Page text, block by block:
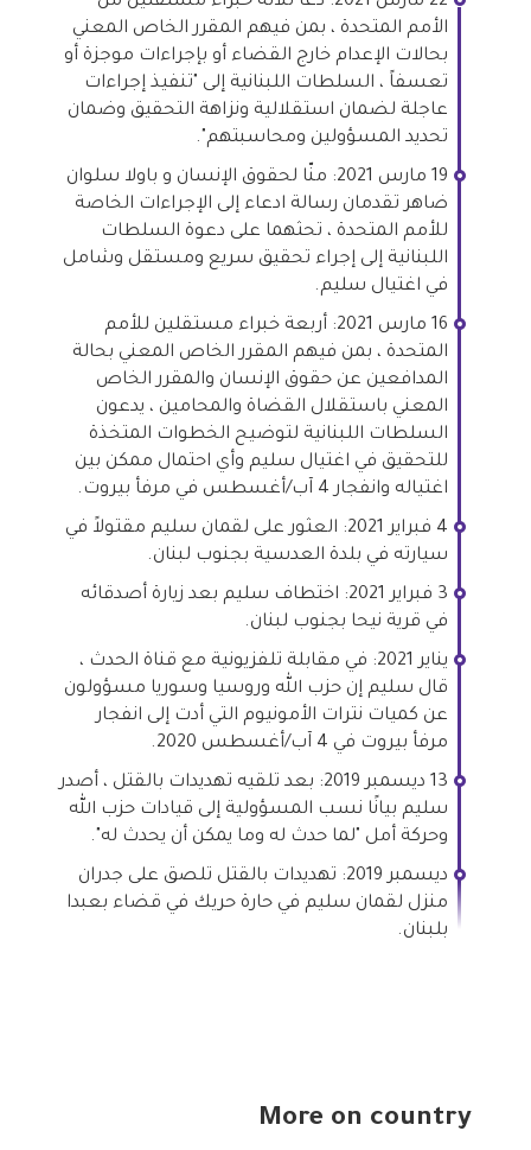
الأمم المتحدة ، بمن فيهم المقرر الخاص المعني
بحالات الإعدام خارج القضاء أو بإجراءات موجزة أو
تعسفاً ، السلطات اللبنانية إلى "تنفيذ إجراءات
عاجلة لضمان استقلالية ونزاهة التحقيق وضمان
تحديد المسؤولين ومحاسبتهم".
19 مارس 2021: منّا لحقوق الإنسان و باولا سلوان
ضاهر تقدمان رسالة ادعاء إلى الإجراءات الخاصة
للأمم المتحدة ، تحثهما على دعوة السلطات
اللبنانية إلى إجراء تحقيق سريع ومستقل وشامل
في اغتيال سليم.
16 مارس 2021: أربعة خبراء مستقلين للأمم
المتحدة ، بمن فيهم المقرر الخاص المعني بحالة
المدافعين عن حقوق الإنسان والمقرر الخاص
المعني باستقلال القضاة والمحامين ، يدعون
السلطات اللبنانية لتوضيح الخطوات المتخذة
للتحقيق في اغتيال سليم وأي احتمال ممكن بين
اغتياله وانفجار 4 آب/أغسطس في مرفأ بيروت.
4 فبراير 2021: العثور على لقمان سليم مقتولاً في
سيارته في بلدة العدسية بجنوب لبنان.
3 فبراير 2021: اختطاف سليم بعد زيارة أصدقائه
في قرية نيحا بجنوب لبنان.
يناير 2021: في مقابلة تلفزيونية مع قناة الحدث ،
قال سليم إن حزب الله وروسيا وسوريا مسؤولون
عن كميات نترات الأمونيوم التي أدت إلى انفجار
مرفأ بيروت في 4 آب/أغسطس 2020.
13 ديسمبر 2019: بعد تلقيه تهديدات بالقتل ، أصدر
سليم بيانًا نسب المسؤولية إلى قيادات حزب الله
وحركة أمل "لما حدث له وما يمكن أن يحدث له".
ديسمبر 2019: تهديدات بالقتل تلصق على جدران
منزل لقمان سليم في حارة حريك في قضاء بعبدا
بلبنان.
More on country